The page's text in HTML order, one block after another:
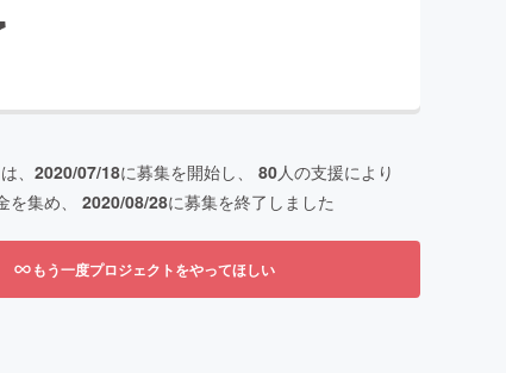
、 2020/07/18に募集を開始し、 80人の支援により
を集め、 2020/08/28に募集を終了しました
もう一度プロジェクトをやってほしい